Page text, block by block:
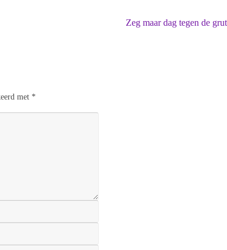
Zeg maar dag tegen de
met *